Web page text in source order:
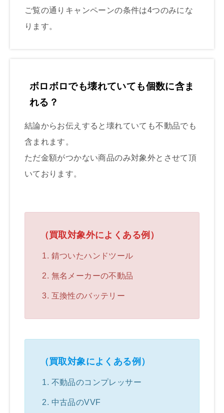
ご覧の通りキャンペーンの条件は4つのみにな
ります。
ボロボロでも壊れていても個数に含ま
れる？
結論からお伝えすると壊れていても不動品でも
含まれます。
ただ金額がつかない商品のみ対象外とさせて頂
いております。
（買取対象外によくある例）
錆ついたハンドツール
無名メーカーの不動品
互換性のバッテリー
（買取対象によくある例）
不動品のコンプレッサー
中古品のVVF